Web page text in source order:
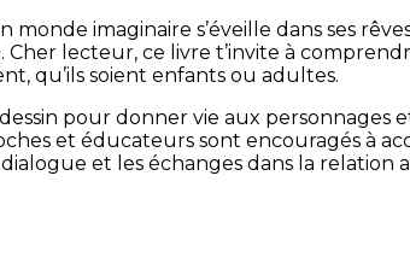
monde imaginaire s’éveille dans ses
lecteur, ce livre t’invite à
qu’ils soient enfants ou adultes.
pour donner vie aux
et éducateurs sont encouragés à
et les échanges dans la